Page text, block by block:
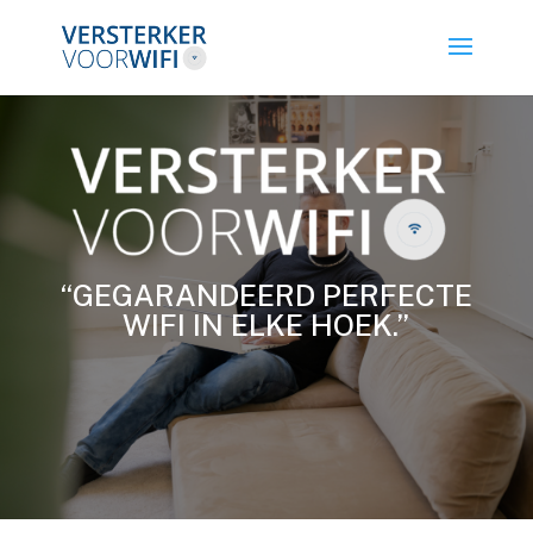
“GEGARANDEERD PERFECTE
WIFI IN ELKE HOEK.”